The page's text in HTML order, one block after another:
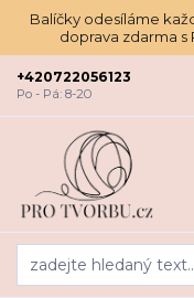
Balíčky odesíláme
doprava zdarma s
+420722056123
Po - Pá: 8-20